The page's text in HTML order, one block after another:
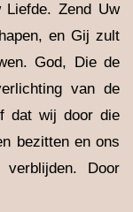
Zend Uw
en Gij zult
God, Die de
van de
dat wij door die
bezitten en ons
Door